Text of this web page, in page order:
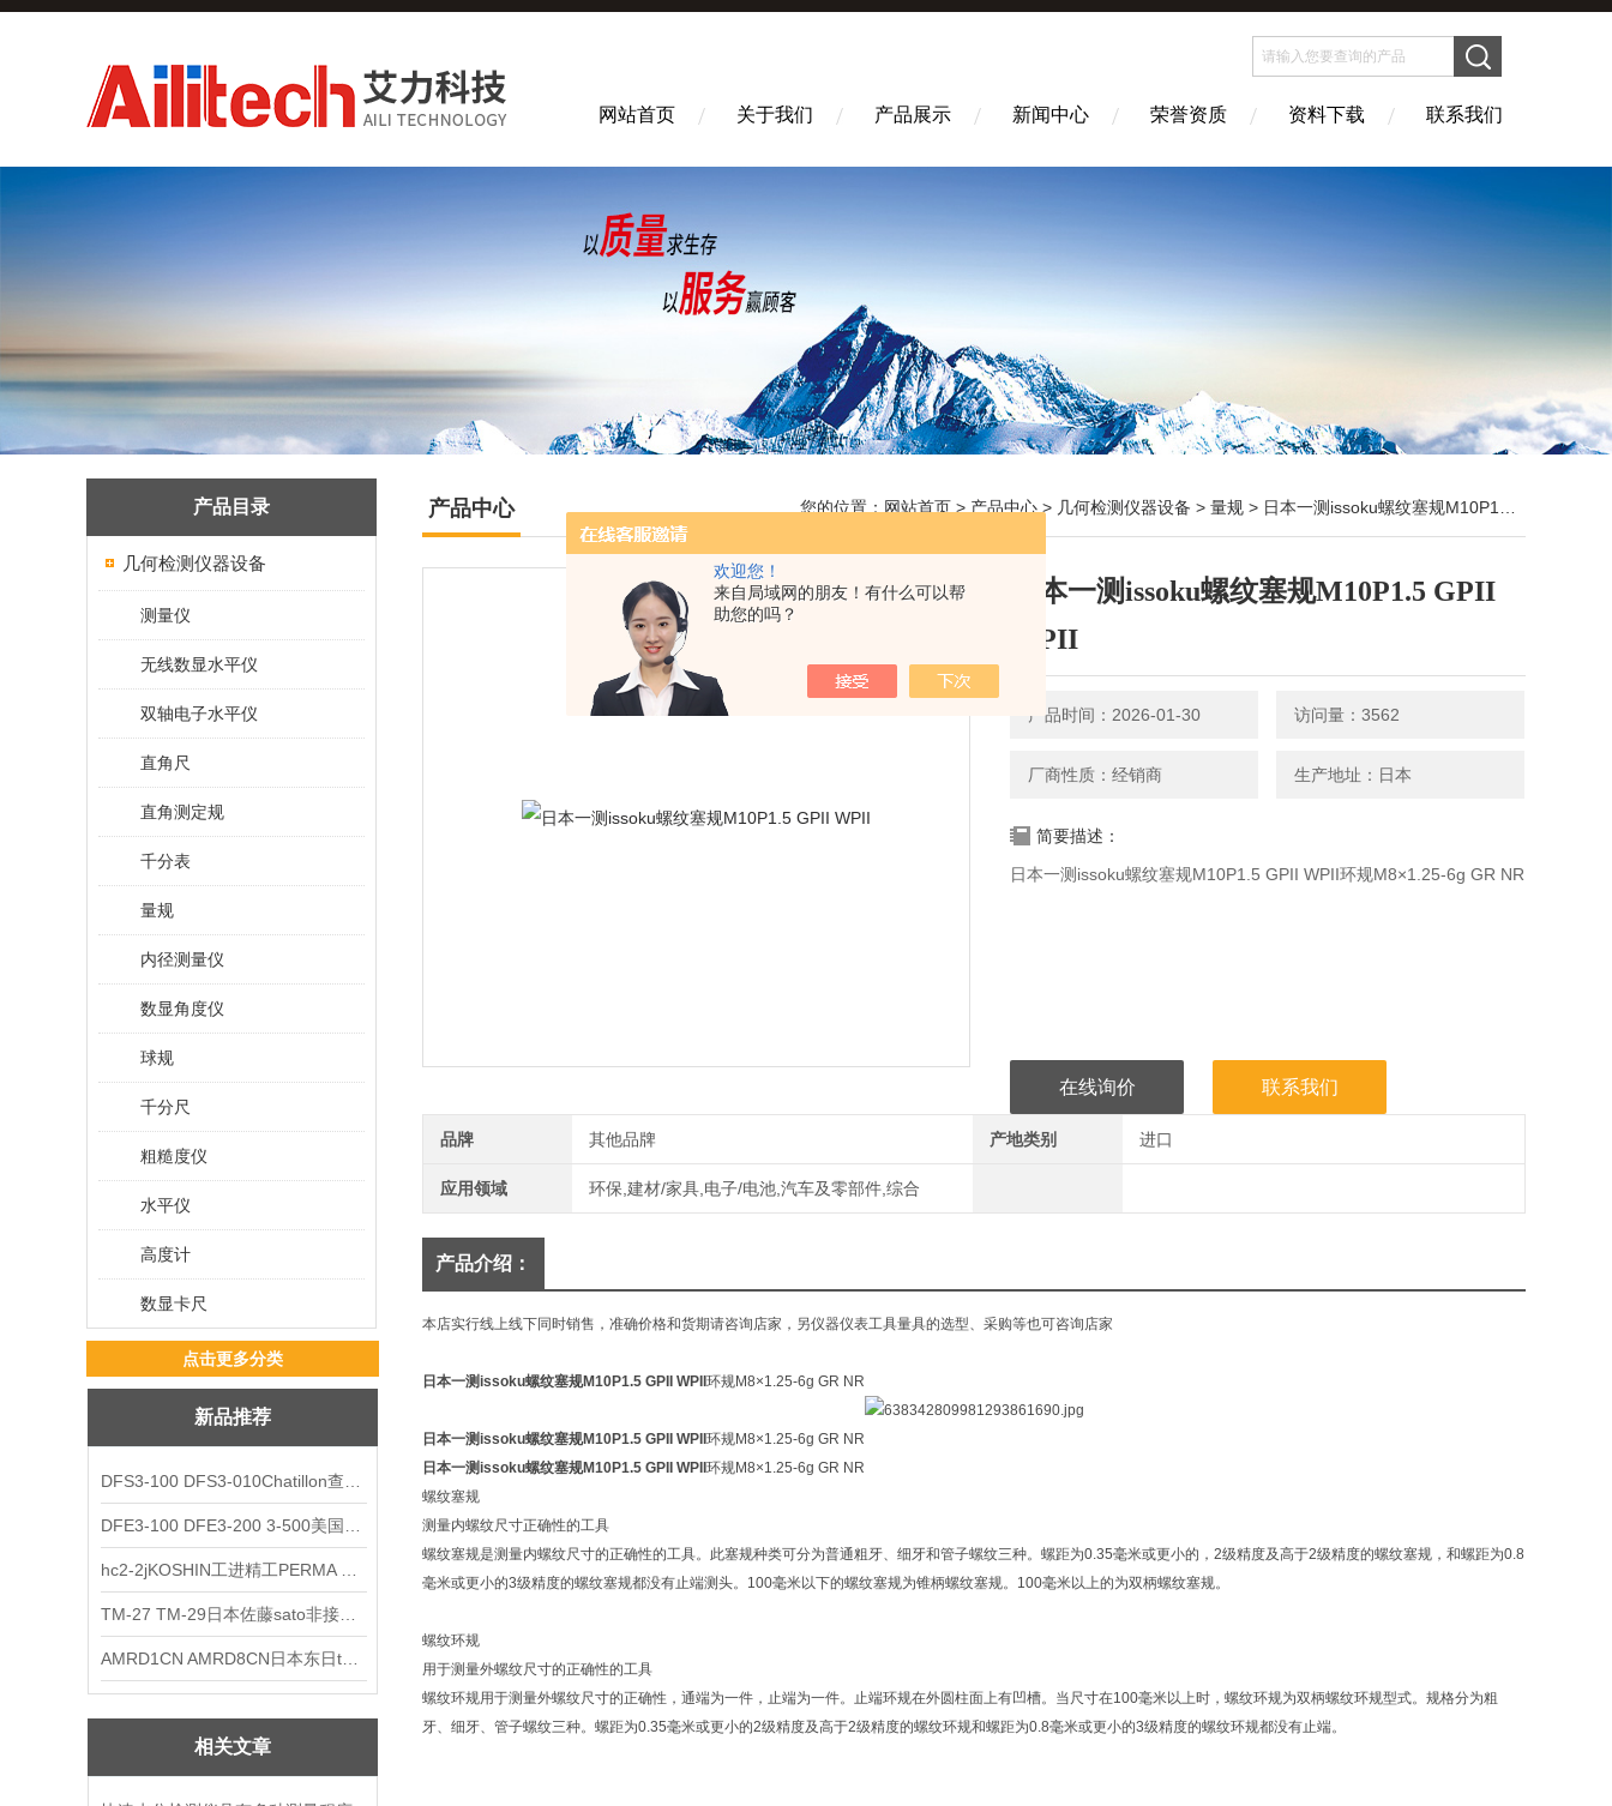
欢迎您！
来自局域网的朋友！有什么可以帮
助您的吗？
网站首页 关于我们 产品展示 新闻中心 荣誉资质 资料下载 联系我们
产品目录
几何检测仪器设备
测量仪
无线数显水平仪
双轴电子水平仪
直角尺
直角测定规
千分表
量规
内径测量仪
数显角度仪
球规
千分尺
粗糙度仪
水平仪
高度计
数显卡尺
点击更多分类
新品推荐
相关文章
产品中心 您的位置： 网站首页 > 产品中心 > 几何检测仪器设备 > 量规 > 日本一测issoku螺纹塞规M10P1.5 GPII WPII
日本一测issoku螺纹塞规M10P1.5 GPII
WPII
产品时间：2026-01-30 访问量：3562
厂商性质：经销商 生产地址：日本
简要描述：
日本一测issoku螺纹塞规M10P1.5 GPII WPII环规M8×1.25-6g GR NR
在线询价 联系我们
品牌 其他品牌 产地类别 进口
应用领域 环保,建材/家具,电子/电池,汽车及零部件,综合
产品介绍：
本店实行线上线下同时销售，准确价格和货期请咨询店家，另仪器仪表工具量具的选型、采购等也可咨询店家
日本一测issoku螺纹塞规M10P1.5 GPII WPII 环规M8×1.25-6g GR NR
日本一测issoku螺纹塞规M10P1.5 GPII WPII 环规M8×1.25-6g GR NR
日本一测issoku螺纹塞规M10P1.5 GPII WPII 环规M8×1.25-6g GR NR
螺纹塞规
测量内螺纹尺寸正确性的工具
螺纹塞规是测量内螺纹尺寸的正确性的工具。此塞规种类可分为普通粗牙、细牙和管子螺纹三种。螺距为0.35毫米或更小的，2级精度及高于2级精度的螺纹塞规，和螺距为0.8
毫米或更小的3级精度的螺纹塞规都没有止端测头。100毫米以下的螺纹塞规为锥柄螺纹塞规。100毫米以上的为双柄螺纹塞规。
螺纹环规
用于测量外螺纹尺寸的正确性的工具
螺纹环规用于测量外螺纹尺寸的正确性，通端为一件，止端为一件。止端环规在外圆柱面上有凹槽。当尺寸在100毫米以上时，螺纹环规为双柄螺纹环规型式。规格分为粗
牙、细牙、管子螺纹三种。螺距为0.35毫米或更小的2级精度及高于2级精度的螺纹环规和螺距为0.8毫米或更小的3级精度的螺纹环规都没有止端。